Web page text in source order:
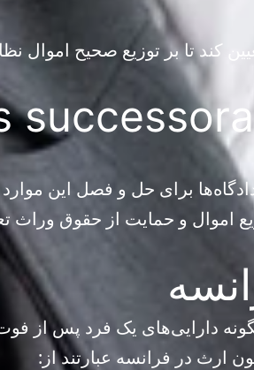
کند تا بر توزیع صحیح اموال
برای حل و فصل این
اموال و حمایت از حقوق وراث
دارایی‌های یک فرد پس از
ارث در فرانسه عبارتند از: